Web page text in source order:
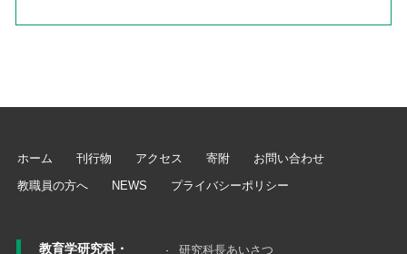
ホーム 刊行物 アクセス 寄附
お問い合わせ
教職員の方へ
NEWS プライバシーポリシー
教育学研究科・
研究科長あいさつ